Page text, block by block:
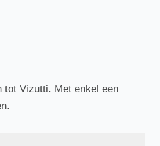
tot Vizutti. Met enkel een